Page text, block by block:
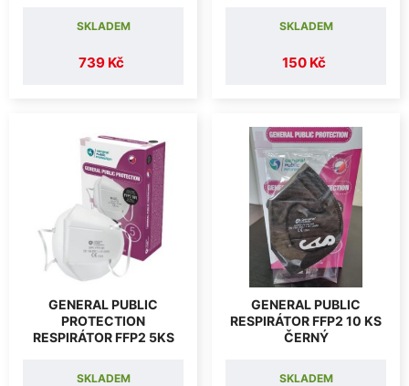
739 Kč
SKLADEM
150 Kč
SKLADEM
GENERAL PUBLIC
PROTECTION
RESPIRÁTOR FFP2 5KS
SKLADEM
GENERAL PUBLIC
RESPIRÁTOR FFP2 10 KS
ČERNÝ
SKLADEM